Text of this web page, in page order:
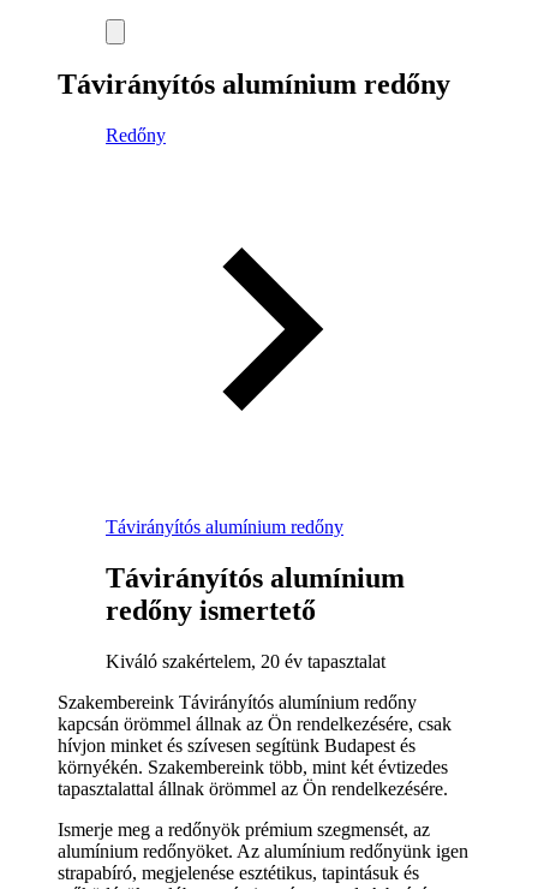
Távirányítós alumínium redőny
Redőny
Távirányítós alumínium redőny
Távirányítós alumínium
redőny ismertető
Kiváló szakértelem, 20 év tapasztalat
Szakembereink Távirányítós alumínium redőny
kapcsán örömmel állnak az Ön rendelkezésére, csak
hívjon minket és szívesen segítünk Budapest és
környékén. Szakembereink több, mint két évtizedes
tapasztalattal állnak örömmel az Ön rendelkezésére.
Ismerje meg a redőnyök prémium szegmensét, az
alumínium redőnyöket. Az alumínium redőnyünk igen
strapabíró, megjelenése esztétikus, tapintásuk és